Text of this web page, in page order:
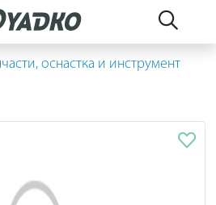
оснастка и инструмент